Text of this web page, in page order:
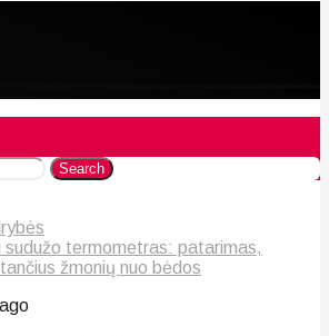
Search
sudužo termometras: patarimas,
žmonių nuo bėdos